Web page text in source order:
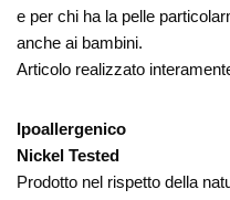
e per chi ha la pelle
anche ai bambini.
Articolo realizzato
Ipoallergenico
Nickel Tested
Prodotto nel rispetto della